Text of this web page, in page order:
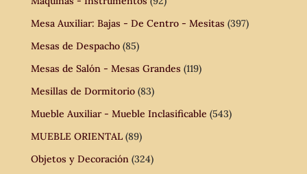
Mesa Auxiliar: Bajas - De Centro - Mesitas (397)
Mesas de Despacho (85)
Mesas de Salón - Mesas Grandes (119)
Mesillas de Dormitorio (83)
Mueble Auxiliar - Mueble Inclasificable (543)
MUEBLE ORIENTAL (89)
Objetos y Decoración (324)